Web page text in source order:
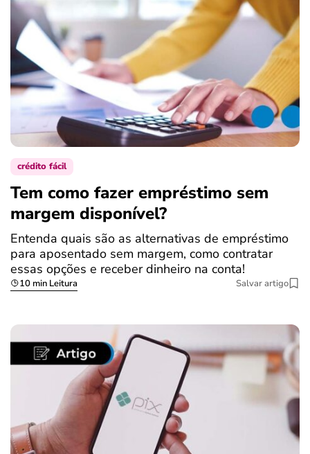
crédito fácil
Tem como fazer empréstimo sem
margem disponível?
Entenda quais são as alternativas de empréstimo
para aposentado sem margem, como contratar
essas opções e receber dinheiro na conta!
10 min Leitura Salvar artigo